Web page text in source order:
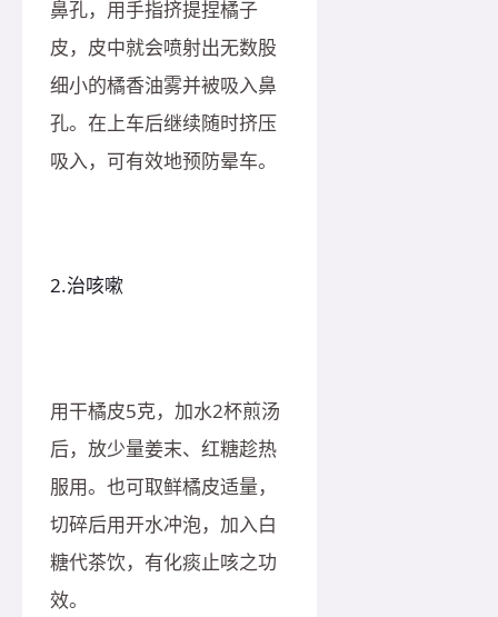
鼻孔，用手指挤提捏橘子
皮，皮中就会喷射出无数股
细小的橘香油雾并被吸入鼻
孔。在上车后继续随时挤压
吸入，可有效地预防晕车。
2.治咳嗽
用干橘皮5克，加水2杯煎汤
后，放少量姜末、红糖趁热
服用。也可取鲜橘皮适量，
切碎后用开水冲泡，加入白
糖代茶饮，有化痰止咳之功
效。